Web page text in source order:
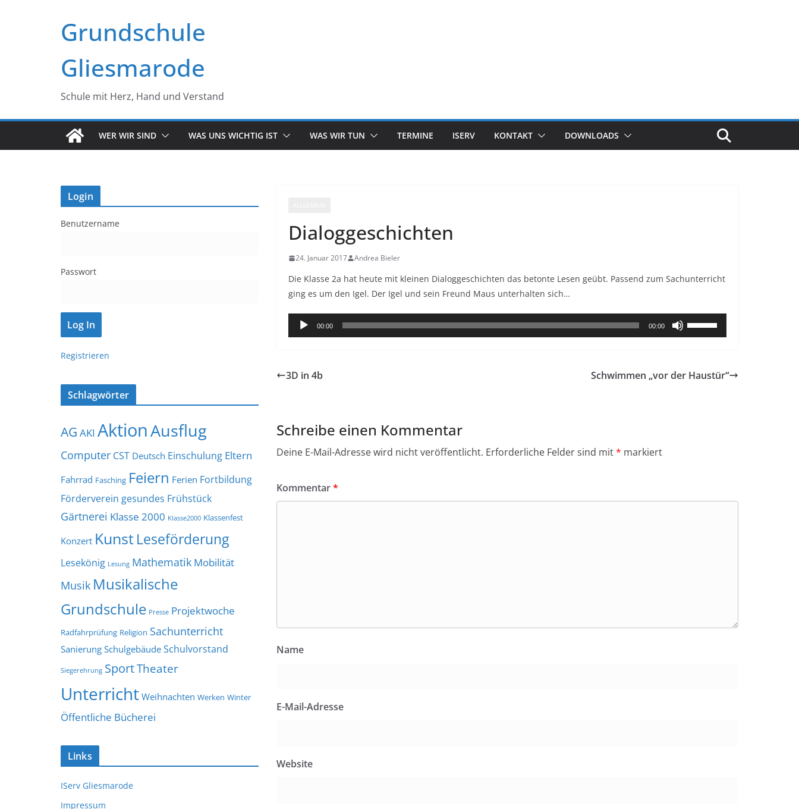
Grundschule
Gliesmarode
Schule mit Herz, Hand und Verstand
WER WIR SIND WAS UNS WICHTIG IST WAS WIR TUN TERMINE ISERV KONTAKT DOWNLOADS
Dialoggeschichten
24. Januar 2017 Andrea Bieler
Die Klasse 2a hat heute mit kleinen Dialoggeschichten das betonte Lesen geübt. Passend zum Sachunterricht
ging es um den Igel. Der Igel und sein Freund Maus unterhalten sich…
Audio-
Player
00:00 00:00
Pfeiltasten
Hoch/Runter
um
3D in 4b Schwimmen „vor der Haustür“
Schreibe einen Kommentar
Deine E-Mail-Adresse wird nicht veröffentlicht. Erforderliche Felder sind mit* markiert
Kommentar*
Name
E-Mail-Adresse
Website
Login
Benutzername
Passwort
Registrieren
Schlagwörter
AG AKI AktionAusflug
Computer CST Deutsch Einschulung Eltern
Fahrrad Fasching Feiern Ferien Fortbildung
Förderverein gesundes Frühstück
Gärtnerei Klasse 2000 Klasse2000 Klassenfest
Konzert KunstLeseförderung
Lesekönig Lesung Mathematik Mobilität
Musik Musikalische
Grundschule Presse Projektwoche
Radfahrprüfung Religion Sachunterricht
Sanierung Schulgebäude Schulvorstand
Siegerehrung SportTheater
Unterricht Weihnachten Werken Winter
Öffentliche Bücherei
Links
IServ Gliesmarode
Impressum